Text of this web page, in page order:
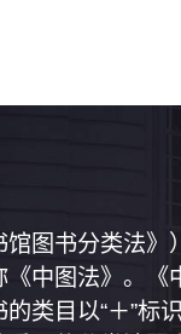
馆图书分类法
中图法》。
类目以“＋”